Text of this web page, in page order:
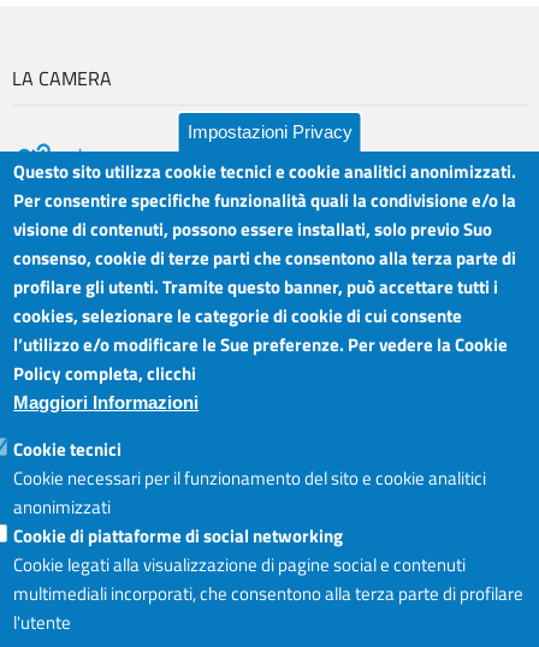
LA CAMERA
Camera di Commercio Industria Artigianato e
Agricoltura del Sud Est Sicilia
Sede legale: Via Cappuccini, 2 - Catania
Sede territoriale: Piazza della Libertà - Ragusa
Sede territoriale: Via Duca degli Abruzzi, 4 - Siracusa
Posta elettronica certificata: ctrgsr
pec.ctrgsr.camcom.it
Sito:www.ctrgsr.camcom.gov.it
Codice di fatturazione elettronica:
Orari sportelli:
Dal Lunedì al Venerdì ore
8.30 - 12.00
Martedì anche 15.45 - 17.45
Copyright © CCIAA, 2019
Impostazioni Privacy
Questo sito utilizza cookie tecnici e cookie analitici anonimizzati.
Per consentire specifiche funzionalità quali la condivisione e/o la
visione di contenuti, possono essere installati, solo previo Suo
consenso, cookie di terze parti che consentono alla terza parte di
profilare gli utenti. Tramite questo banner, può accettare tutti i
cookies, selezionare le categorie di cookie di cui consente
l’utilizzo e/o modificare le Sue preferenze. Per vedere la Cookie
Policy completa, clicchi
Maggiori Informazioni
Cookie tecnici
Cookie necessari per il funzionamento del sito e cookie analitici
anonimizzati
Cookie di piattaforme di social networking
Cookie legati alla visualizzazione di pagine social e contenuti
multimediali incorporati, che consentono alla terza parte di profilare
l'utente